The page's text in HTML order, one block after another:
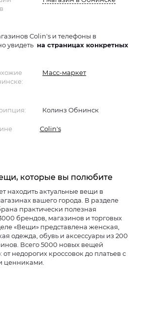
Colin's и телефоны в
увидеть на страницах конкретных
Масс-маркет
Колинз Обнинск
Colin's
которые вы полюбите
находить актуальные вещи в
вашего города. В разделе
практически полезная
брендов, магазинов и торговых
«Вещи» представлена женская,
одежда, обувь и аксессуары из 200
Всего 5000 новых вещей
недорогих кроссовок до платьев с
ценниками.